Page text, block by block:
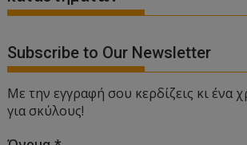
Subscribe to Our Newsletter
Με την εγγραφή σου κερδίζεις κι ένα
για σκύλους!